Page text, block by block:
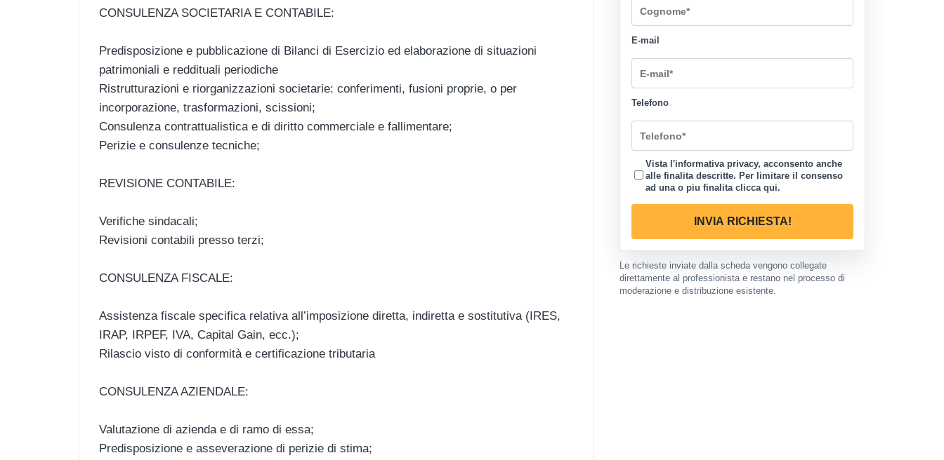
CONSULENZA SOCIETARIA E CONTABILE:
Predisposizione e pubblicazione di Bilanci di Esercizio ed elaborazione di situazioni
patrimoniali e reddituali periodiche
Ristrutturazioni e riorganizzazioni societarie: conferimenti, fusioni proprie, o per
incorporazione, trasformazioni, scissioni;
Consulenza contrattualistica e di diritto commerciale e fallimentare;
Perizie e consulenze tecniche;
REVISIONE CONTABILE:
Verifiche sindacali;
Revisioni contabili presso terzi;
CONSULENZA FISCALE:
Assistenza fiscale specifica relativa all’imposizione diretta, indiretta e sostitutiva (IRES,
IRAP, IRPEF, IVA, Capital Gain, ecc.);
Rilascio visto di conformità e certificazione tributaria
CONSULENZA AZIENDALE:
Valutazione di azienda e di ramo di essa;
Predisposizione e asseverazione di perizie di stima;
E-mail
Telefono
Vista l'informativa privacy, acconsento anche
alle finalita descritte. Per limitare il consenso
ad una o piu finalita clicca qui.
INVIA RICHIESTA!
Le richieste inviate dalla scheda vengono collegate
direttamente al professionista e restano nel processo di
moderazione e distribuzione esistente.